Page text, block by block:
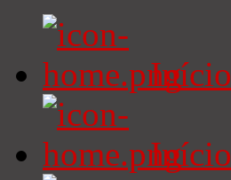
Início
Início